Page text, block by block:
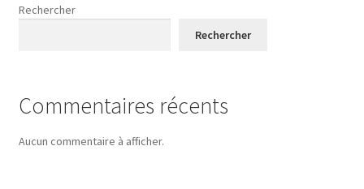
Rechercher
Rechercher
Commentaires récents
Aucun commentaire à afficher.